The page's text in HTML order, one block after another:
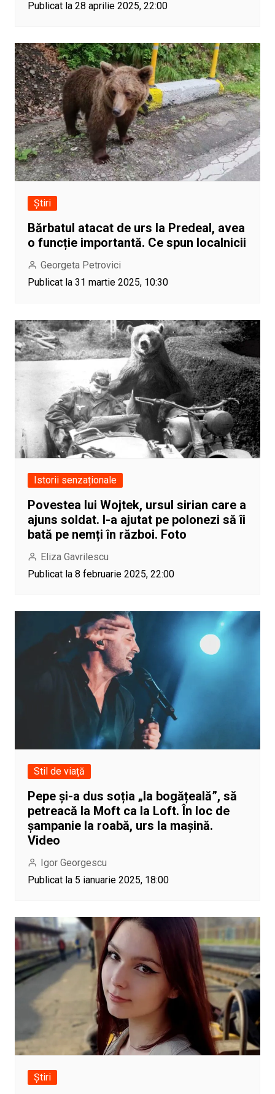
Publicat la 28 aprilie 2025, 22:00
Știri
Bărbatul atacat de urs la Predeal, avea
o funcție importantă. Ce spun localnicii
Georgeta Petrovici
Publicat la 31 martie 2025, 10:30
Istorii senzaționale
Povestea lui Wojtek, ursul sirian care a
ajuns soldat. I-a ajutat pe polonezi să îi
bată pe nemți în război. Foto
Eliza Gavrilescu
Publicat la 8 februarie 2025, 22:00
Stil de viață
Pepe și-a dus soția „la bogățeală”, să
petreacă la Moft ca la Loft. În loc de
șampanie la roabă, urs la mașină.
Video
Igor Georgescu
Publicat la 5 ianuarie 2025, 18:00
Știri